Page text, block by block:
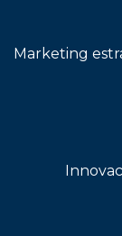
Marketing